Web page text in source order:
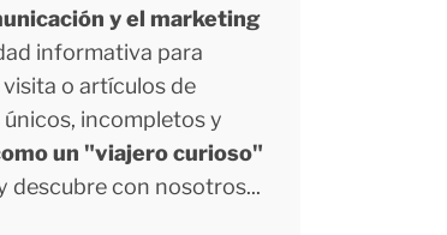
y el marketing
informativa para
o artículos de
incompletos y
un "viajero curioso"
descubre con nosotros...